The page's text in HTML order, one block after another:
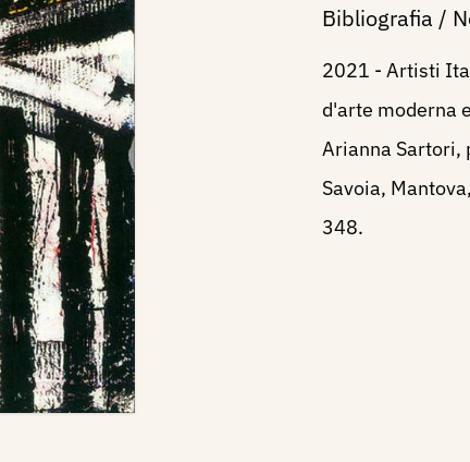
Bibliografia /
2021 - Artisti
d'arte moderna
Arianna Sartori,
Savoia,
348.